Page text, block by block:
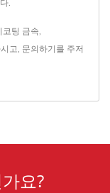
.
코팅 금속
고, 문의하기 를 주저
요?